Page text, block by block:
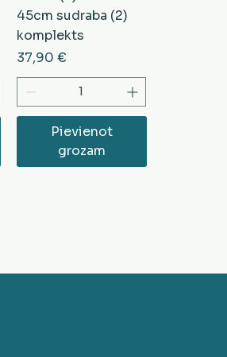
45cm sudraba (2)
komplekts
Cena
37,90 €
Pievienot
grozam